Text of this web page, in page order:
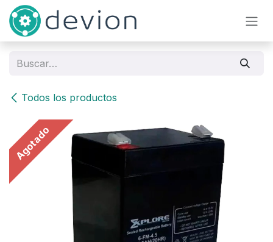
Ir al contenido
Todos los productos
Agotado